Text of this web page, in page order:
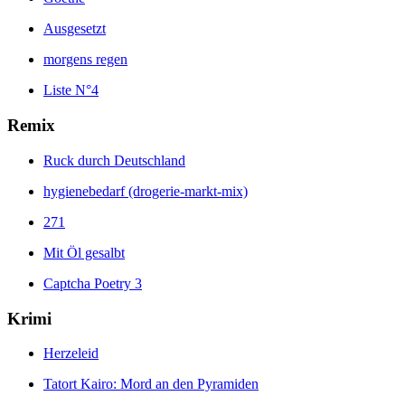
Ausgesetzt
morgens regen
Liste N°4
Remix
Ruck durch Deutschland
hygienebedarf (drogerie-markt-mix)
271
Mit Öl gesalbt
Captcha Poetry 3
Krimi
Herzeleid
Tatort Kairo: Mord an den Pyramiden